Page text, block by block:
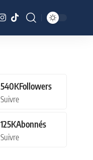
540KFollowers
Suivre
125KAbonnés
Suivre